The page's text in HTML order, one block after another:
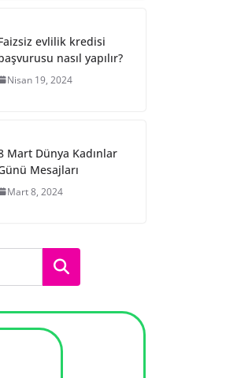
evlilik kredisi
nasıl yapılır?
Nisan 19, 2024
Mart Dünya Kadınlar
Mesajları
Mart 8, 2024
Ara